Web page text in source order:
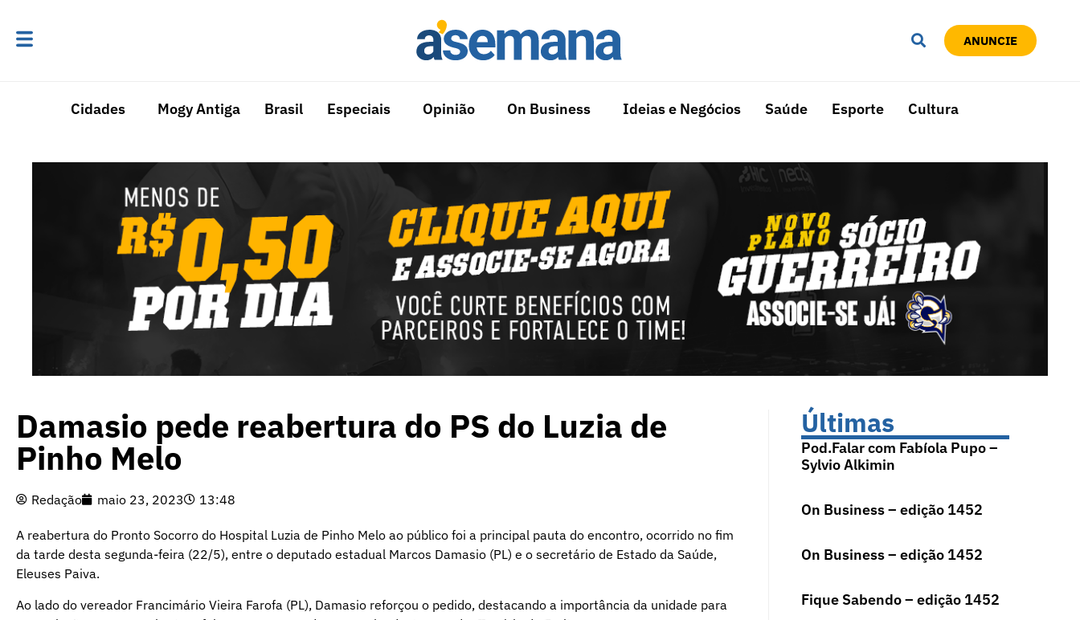
ANUNCIE
Cidades Mogy Antiga Brasil Especiais Opinião On Business Ideias e Negócios Saúde Esporte Cultura
Damasio pede reabertura do PS do Luzia de
Pinho Melo
Redação maio 23, 2023 13:48
A reabertura do Pronto Socorro do Hospital Luzia de Pinho Melo ao público foi a principal pauta do encontro, ocorrido no fim
da tarde desta segunda-feira (22/5), entre o deputado estadual Marcos Damasio (PL) e o secretário de Estado da Saúde,
Eleuses Paiva.
Ao lado do vereador Francimário Vieira Farofa (PL), Damasio reforçou o pedido, destacando a importância da unidade para
Últimas
Pod.Falar com Fabíola Pupo –
Sylvio Alkimin
On Business – edição 1452
On Business – edição 1452
Fique Sabendo – edição 1452